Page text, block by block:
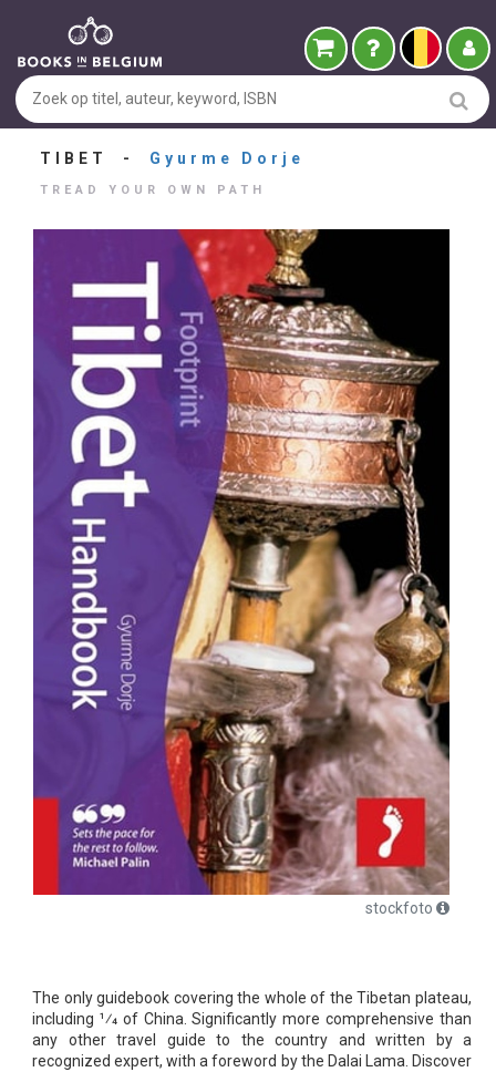
TIBET - Gyurme Dorje
TREAD YOUR OWN PATH
stockfoto
The only guidebook covering the whole of the Tibetan plateau,
including 1⁄4 of China. Significantly more comprehensive than
any other travel guide to the country and written by a
recognized expert, with a foreword by the Dalai Lama. Discover